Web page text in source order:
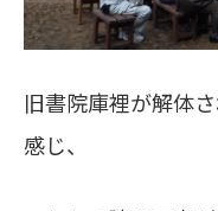
旧書院庫裡が解体
感じ、